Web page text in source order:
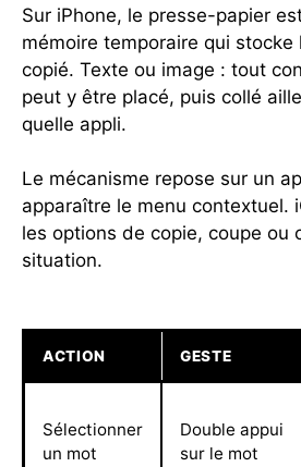
Sur iPhone, le presse-papier
mémoire temporaire qui
copié. Texte ou image : tout
peut y être placé, puis collé
quelle appli.
Le mécanisme repose sur un
apparaître le menu contextuel.
les options de copie, coupe ou
situation.
ACTION GESTE
Sélectionner
un mot
Double appui
sur le mot